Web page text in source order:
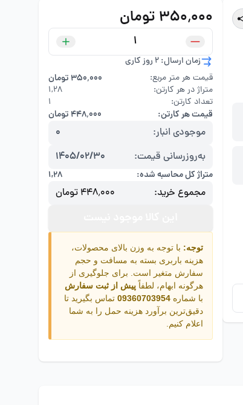
۳۵۰٬۰۰۰ تومان
زمان ارسال: 2 روز کاری
قیمت هر متر مربع:
۳۵۰٬۰۰۰ تومان
متراژ در هر کارتن:
۱,۲۸
تعداد کارتن:
1
قیمت هر کارتن: ۴۴۸٬۰۰۰ تومان
موجودی انبار:
0
به‌روزرسانی قیمت:
1405/02/30
متراژ کل محاسبه شده: ۱,۲۸
مجموع خرید: ۴۴۸٬۰۰۰ تومان
توجه: با توجه به وزن بالای محصولات،
هزینه باربری بسته به مسافت و حجم
سفارش متغیر است. برای جلوگیری از
هرگونه ابهام، لطفاً پیش از ثبت سفارش
با شماره 09360703954 تماس بگیرید تا
دقیق‌ترین برآورد هزینه حمل را به شما
اعلام کنیم.